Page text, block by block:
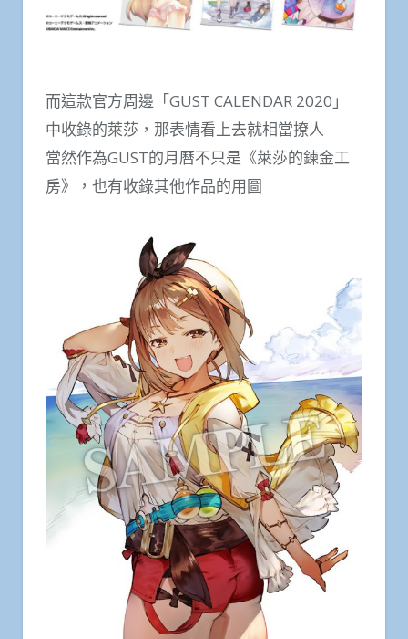
而這款官方周邊「GUST CALENDAR 2020」
中收錄的萊莎，那表情看上去就相當撩人
當然作為GUST的月曆不只是《萊莎的鍊金工
房》，也有收錄其他作品的用圖